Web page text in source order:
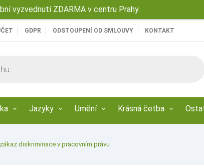
GDPR ODSTOUPENÍ OD SMLOUVY KONTAKT
Jazyky Umění Krásná četba
diskriminace v pracovním právu
vyzvednutí ZDARMA v centru Prahy.